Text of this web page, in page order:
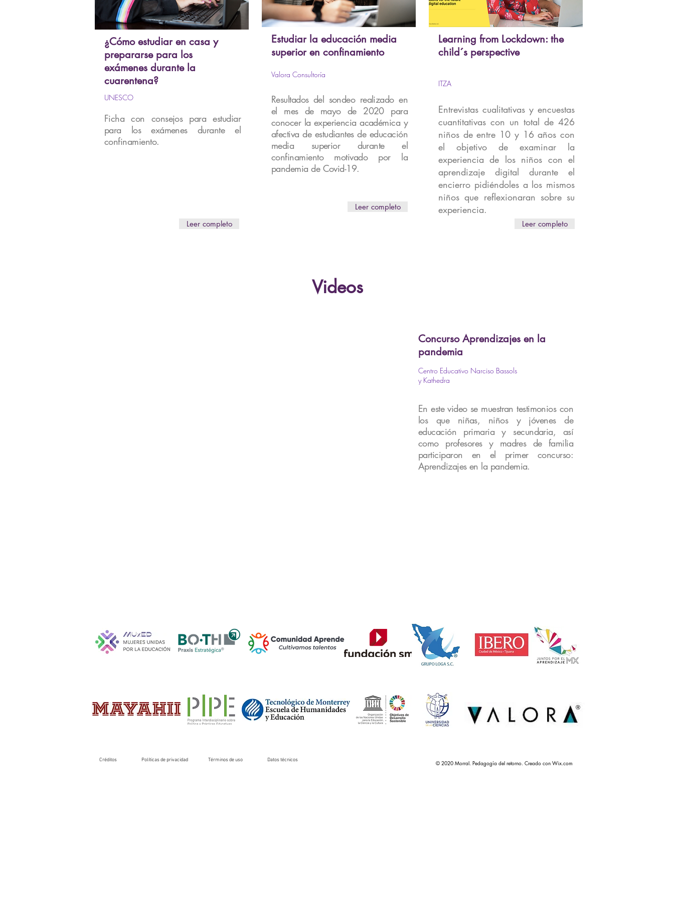
¿Cómo estudiar en casa y
prepararse para los
exámenes durante la
cuarentena?
UNESCO
Ficha con consejos para estudiar
para los exámenes durante el
confinamiento.
Leer completo
Estudiar la educación media
superior en confinamiento
Valora Consultoría
Resultados del sondeo realizado en
el mes de mayo de 2020 para
conocer la experiencia académica y
afectiva de estudiantes de educación
media superior durante el
confinamiento motivado por la
pandemia de Covid-19.
Leer completo
Learning from Lockdown: the
child´s perspective
ITZA
Entrevistas cualitativas y encuestas
cuantitativas con un total de 426
niños de entre 10 y 16 años con
el objetivo de examinar la
experiencia de los niños con el
aprendizaje digital durante el
encierro pidiéndoles a los mismos
niños que reflexionaran sobre su
experiencia.
Leer completo
Videos
Concurso Aprendizajes en la
pandemia
Centro Educativo Narciso Bassols
y Kathedra
En este video se muestran testimonios con
los que niñas, niños y jóvenes de
educación primaria y secundaria, así
como profesores y madres de familia
participaron en el primer concurso:
Aprendizajes en la pandemia.
Créditos Políticas de privacidad Términos de uso Datos técnicos © 2020 Morral. Pedagogía del retorno. Creado con Wix.com